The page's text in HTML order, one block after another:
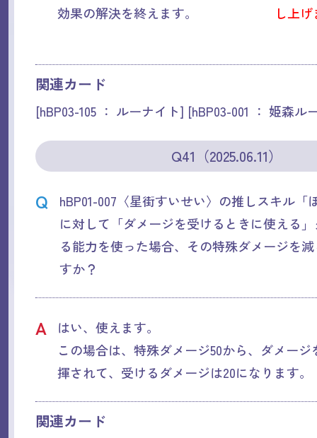
効果の解決を終えます。
し上
関連カード
[hBP03-105 ： ルーナイト] [hBP03-001 ： 姫森ル
Q41（2025.06.11）
Q
hBP01-007〈星街すいせい〉の推しスキル「
に対して「ダメージを受けるときに使える
る能力を使った場合、その特殊ダメージを
すか？
A
はい、使えます。
この場合は、特殊ダメージ50から、ダメー
揮されて、受けるダメージは20になります。
関連カード